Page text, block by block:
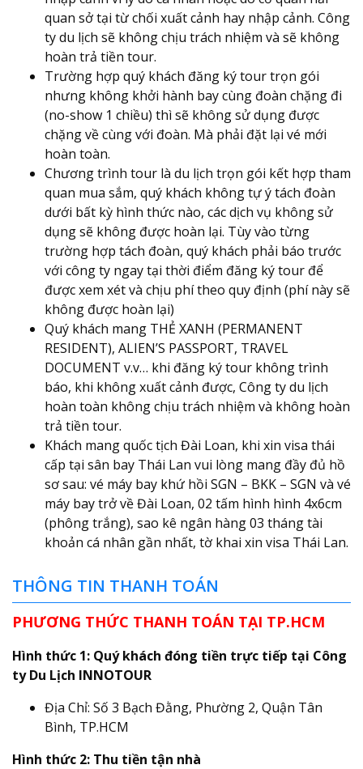
quan sở tại từ chối xuất cảnh hay nhập cảnh. Công
ty du lịch sẽ không chịu trách nhiệm và sẽ không
hoàn trả tiền tour.
Trường hợp quý khách đăng ký tour trọn gói
nhưng không khởi hành bay cùng đoàn chặng đi
(no-show 1 chiều) thì sẽ không sử dụng được
chặng về cùng với đoàn. Mà phải đặt lại vé mới
hoàn toàn.
Chương trình tour là du lịch trọn gói kết hợp tham
quan mua sắm, quý khách không tự ý tách đoàn
dưới bất kỳ hình thức nào, các dịch vụ không sử
dụng sẽ không được hoàn lại. Tùy vào từng
trường hợp tách đoàn, quý khách phải báo trước
với công ty ngay tại thời điểm đăng ký tour để
được xem xét và chịu phí theo quy định (phí này sẽ
không được hoàn lại)
Quý khách mang THẺ XANH (PERMANENT
RESIDENT), ALIEN’S PASSPORT, TRAVEL
DOCUMENT v.v… khi đăng ký tour không trình
báo, khi không xuất cảnh được, Công ty du lịch
hoàn toàn không chịu trách nhiệm và không hoàn
trả tiền tour.
Khách mang quốc tịch Đài Loan, khi xin visa thái
cấp tại sân bay Thái Lan vui lòng mang đầy đủ hồ
sơ sau: vé máy bay khứ hồi SGN – BKK – SGN và vé
máy bay trở về Đài Loan, 02 tấm hình hình 4x6cm
(phông trắng), sao kê ngân hàng 03 tháng tài
khoản cá nhân gần nhất, tờ khai xin visa Thái Lan.
THÔNG TIN THANH TOÁN
PHƯƠNG THỨC THANH TOÁN TẠI TP.HCM
Hình thức 1: Quý khách đóng tiền trực tiếp tại Công
ty Du Lịch INNOTOUR
Địa Chỉ: Số 3 Bạch Đằng, Phường 2, Quận Tân
Bình, TP.HCM
Hình thức 2: Thu tiền tận nhà